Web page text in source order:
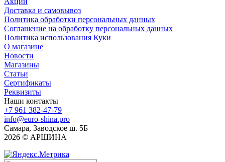
Доставка и самовывоз
Политика обработки персональных данных
Соглашение на обработку персональных данных
Политика использования Куки
О магазине
Новости
Магазины
Статьи
Сертификаты
Реквизиты
Наши контакты
+7 961 382-47-79
info@euro-shina.pro
Самара, Заводское ш. 5Б
2026 © АРШИНА